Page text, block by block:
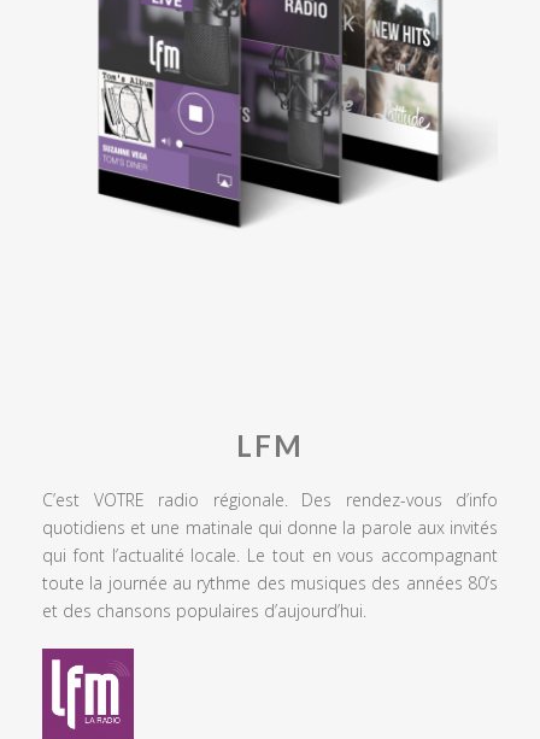
LFM
C’est VOTRE radio régionale. Des rendez-vous d’info
quotidiens et une matinale qui donne la parole aux invités
qui font l’actualité locale. Le tout en vous accompagnant
toute la journée au rythme des musiques des années 80’s
et des chansons populaires d’aujourd’hui.